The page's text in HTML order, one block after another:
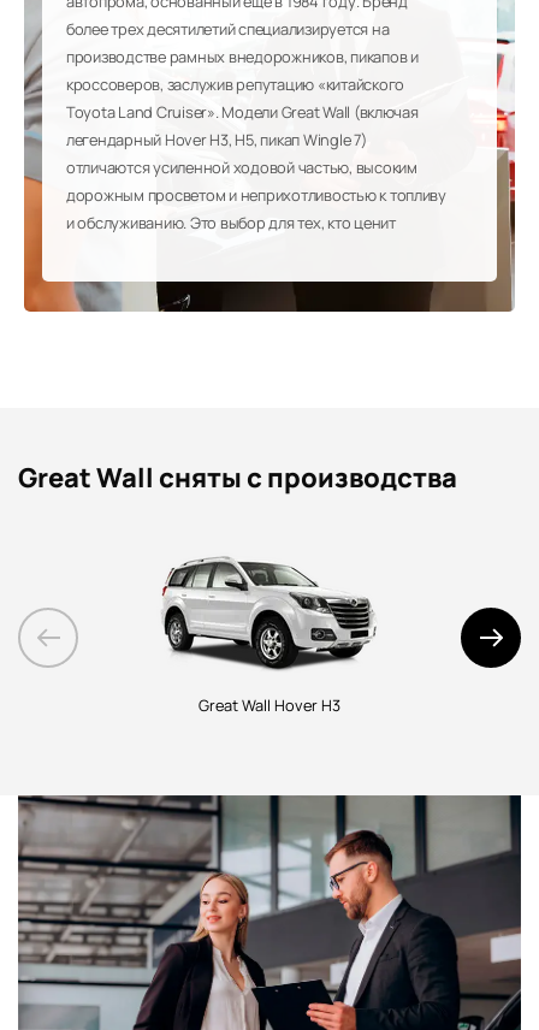
более трех десятилетий специализируется на
производстве рамных внедорожников, пикапов и
кроссоверов, заслужив репутацию «китайского
Toyota Land Cruiser». Модели Great Wall (включая
легендарный Hover H3, H5, пикап Wingle 7)
отличаются усиленной ходовой частью, высоким
дорожным просветом и неприхотливостью к топливу
и обслуживанию. Это выбор для тех, кто ценит
и практичность без переплат за бренд. В нашем
автосалоне вы найдете готовые к любым дорогам
Great Wall сняты с производства
Great Wall Hover H3